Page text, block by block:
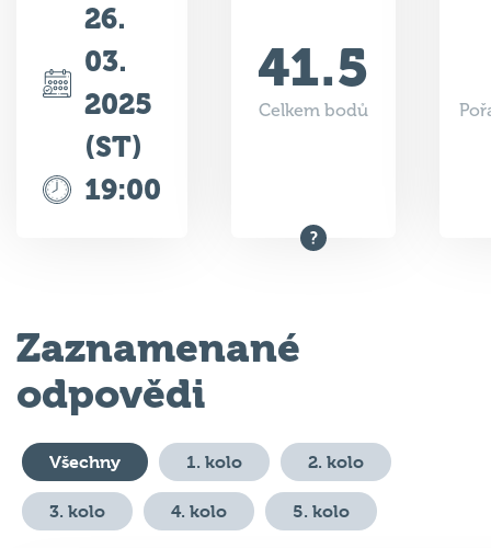
26.
03.
2025
(ST)
19:00
41.5
Celkem bodů
Zaznamenané
odpovědi
Všechny 1. kolo 2. kolo
3. kolo 4. kolo 5. kolo